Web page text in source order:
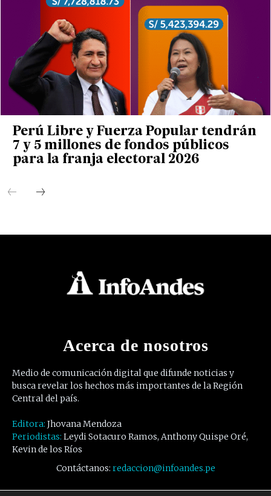
Perú Libre y Fuerza Popular tendrán
7 y 5 millones de fondos públicos
para la franja electoral 2026
Acerca de nosotros
Medio de comunicación digital que difunde noticias y
busca revelar los hechos más importantes de la Región
Central del país.
Editora: Jhovana Mendoza
Periodistas: Leydi Sotacuro Ramos, Anthony Quispe Oré,
Kevin de los Ríos
Contáctanos: redaccion@infoandes.pe